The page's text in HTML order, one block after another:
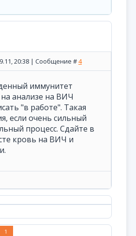
20:38 | Сообщение #4
иммунитет
анализе на ВИЧ
"в работе". Такая
если очень сильный
процесс. Сдайте в
кровь на ВИЧ и
1